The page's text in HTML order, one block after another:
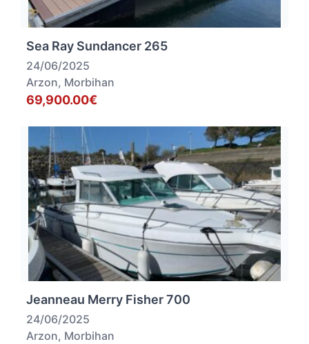
Sea Ray Sundancer 265
24/06/2025
Arzon, Morbihan
69,900.00€
Jeanneau Merry Fisher 700
24/06/2025
Arzon, Morbihan